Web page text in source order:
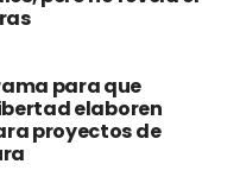
para que
elaboren
proyectos de